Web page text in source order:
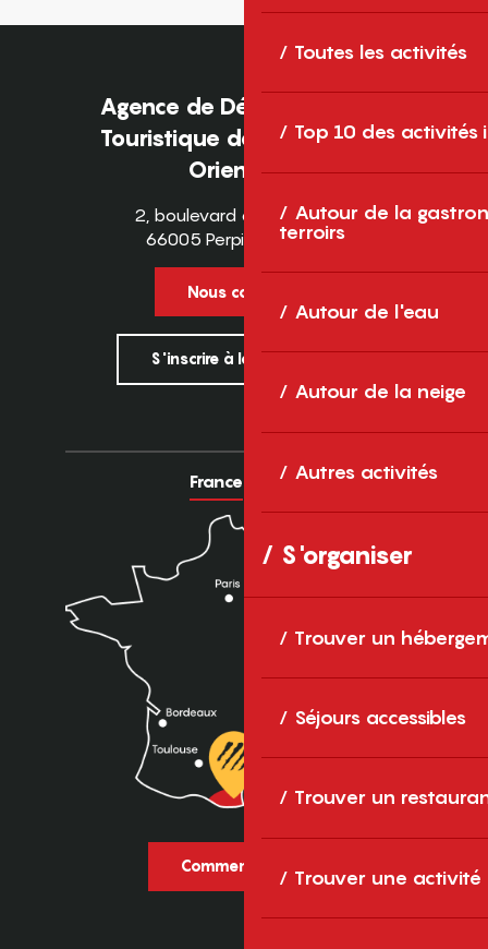
Toutes les activités
Top 10 des activités
Autour de la
terroirs
Autour de l'eau
Autour de la neige
Autres activités
S'organiser
Trouver un
Séjours accessibles
Trouver un
Trouver une activité
Agence de Développement
Touristique des Pyrénées-
Orientales
2, boulevard des Pyrénées
66005 Perpignan Cedex
Nous contacter
S'inscrire à la newsletter
France Europe
Comment venir ?